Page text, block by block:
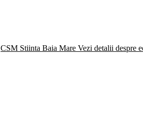
CSM Stiinta Baia Mare Vezi detalii despre